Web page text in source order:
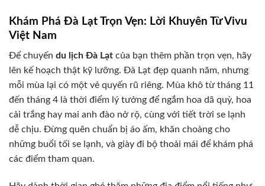
Khám Phá Đà Lạt Trọn Vẹn: Lời Khuyên Từ Vivu
Việt Nam
Để chuyến du lịch Đà Lạt của bạn thêm phần trọn vẹn, hãy
lên kế hoạch thật kỹ lưỡng. Đà Lạt đẹp quanh năm, nhưng
mỗi mùa lại có một vẻ quyến rũ riêng. Mùa khô từ tháng 11
đến tháng 4 là thời điểm lý tưởng để ngắm hoa dã quỳ, hoa
cải trắng hay mai anh đào nở rộ, cùng với tiết trời se lạnh
dễ chịu. Đừng quên chuẩn bị áo ấm, khăn choàng cho
những buổi tối se lạnh, và giày đi bộ thoải mái để khám phá
các điểm tham quan.